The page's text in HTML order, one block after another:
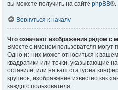
вы можете получить на сайте phpBB®.
Вернуться к началу
Что означают изображения рядом с
Вместе с именем пользователя могут
Одно из них может относиться к
квадратики или точки, указывающие
оставили, или на ваш статус на
крупное, изображение известно как
каждого пользователя.